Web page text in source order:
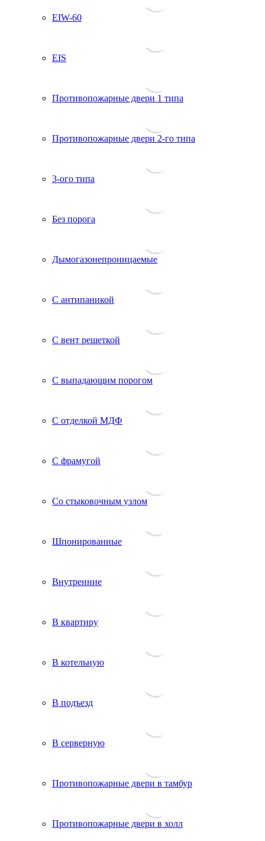
EIW-60
EIS
Противопожарные двери 1 типа
Противопожарные двери 2-го типа
3-ого типа
Без порога
Дымогазонепроницаемые
С антипаникой
С вент решеткой
С выпадающим порогом
С отделкой МДФ
С фрамугой
Со стыковочным узлом
Шпонированные
Внутренние
В квартиру
В котельную
В подъезд
В серверную
Противопожарные двери в тамбур
Противопожарные двери в холл